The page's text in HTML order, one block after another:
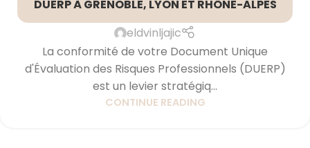
DUERP À GRENOBLE, LYON ET RHÔNE-ALPES
eldvinljajic
La conformité de votre Document Unique
d'Évaluation des Risques Professionnels (DUERP)
est un levier stratégiq...
CONTINUE READING